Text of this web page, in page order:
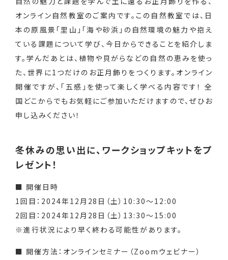
オンライン自然教室のご案内です。この自然教室では、日
本の原風景「里山」「海や砂浜」の自然環境の魅力や抱え
ている課題について学び、今日からできることを紹介しま
す。学んだあとは、植物や貝がらなどの自然の恵みを使っ
た、世界に1つだけのお正月飾りをつくります。オンライン
開催ですが、「五感」を使って楽しく学べる内容です！ 全
国どこからでもお気軽にご参加いただけますので、ぜひお
申し込みください！
冬休みの思い出に、ワークショップキットをプ
レゼント！
■ 開催日時
1回目：2024年12月28日（土）10:30～12:00
2回目：2024年12月28日（土）13:30～15:00
※進行状況により早く終わる可能性があります。
■ 開催方法：オンラインセミナー（Zoomウェビナー）